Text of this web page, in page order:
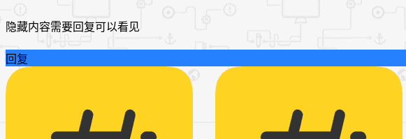
隐藏内容需要回复可以看见
回复